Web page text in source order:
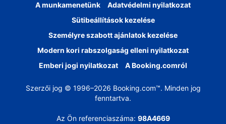
A munkamenetünk
Adatvédelmi nyilatkozat
Sütibeállítások kezelése
Személyre szabott ajánlatok kezelése
Modern kori rabszolgaság elleni nyilatkozat
Emberi jogi nyilatkozat
A Booking.comról
Szerzői jog © 1996–2026 Booking.com™. Minden jog
fenntartva.
Az Ön referenciaszáma: 98A4669